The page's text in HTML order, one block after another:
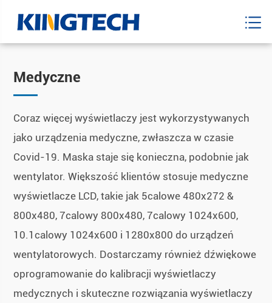
Medyczne
Coraz więcej wyświetlaczy jest wykorzystywanych
jako urządzenia medyczne, zwłaszcza w czasie
Covid-19. Maska staje się konieczna, podobnie jak
wentylator. Większość klientów stosuje medyczne
wyświetlacze LCD, takie jak 5calowe 480x272 &
800x480, 7calowy 800x480, 7calowy 1024x600,
10.1calowy 1024x600 i 1280x800 do urządzeń
wentylatorowych. Dostarczamy również dźwiękowe
oprogramowanie do kalibracji wyświetlaczy
medycznych i skuteczne rozwiązania wyświetlaczy